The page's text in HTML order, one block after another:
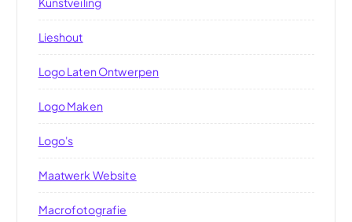
Lieshout
Logo Laten Ontwerpen
Logo Maken
Logo's
Maatwerk Website
Macrofotografie